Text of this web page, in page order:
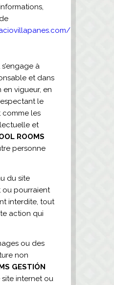
à
et dans
vigueur, en
le
comme les
et
ROOMS
personne
du site
ou pourraient
interdite, tout
action qui
ou des
non
GESTIÓN
site internet ou